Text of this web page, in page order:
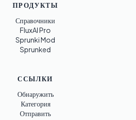
ПРОДУКТЫ
Справочники
FluxAI Pro
Sprunki Mod
Sprunked
ССЫЛКИ
Обнаружить
Категория
Отправить